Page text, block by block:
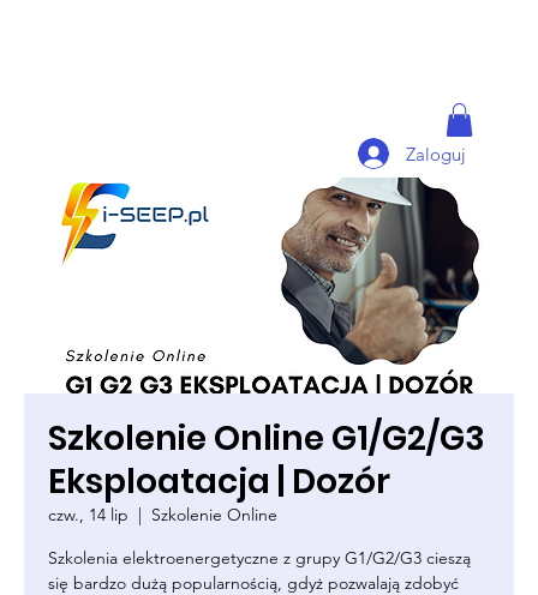
Zaloguj
Szkolenie Online G1/G2/G3
Eksploatacja | Dozór
czw., 14 lip
  |
Szkolenie Online
Szkolenia elektroenergetyczne z grupy G1/G2/G3 cieszą
się bardzo dużą popularnością, gdyż pozwalają zdobyć